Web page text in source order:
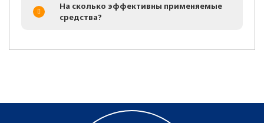
На сколько эффективны применяемые
средства?